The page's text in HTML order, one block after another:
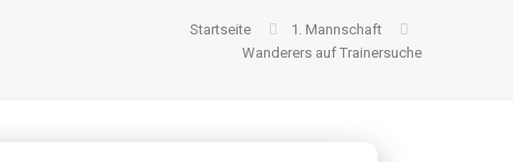
Startseite
1. Mannschaft
Wanderers auf Trainersuche